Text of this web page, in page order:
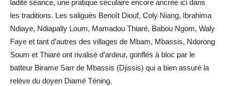
ladite séance, une pratique séculaire encore ancrée ici dans
les traditions. Les saligués Benoît Diouf, Coly Niang, Ibrahima
Ndiaye, Ndiapally Loum, Mamadou Thiaré, Babou Ngom, Waly
Faye et tant d’autres des villages de Mbam, Mbassis, Ndorong
Soum et Thiaré ont rivalisé d’ardeur, gonflés à bloc par le
batteur Birame Sarr de Mbassis (Djissis) qui a bien assuré la
relève du doyen Diamé Téning.